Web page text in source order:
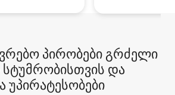
პირობები გრძელი
და
უპირატესობები